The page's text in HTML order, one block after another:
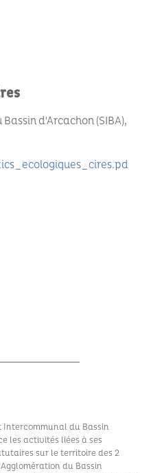
d'Arcachon (SIBA)
Intercommunal du Bassin
les activités liées à ses
sur le territoire des 2
du Bassin